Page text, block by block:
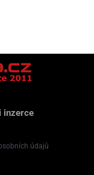
inzerce
údajů